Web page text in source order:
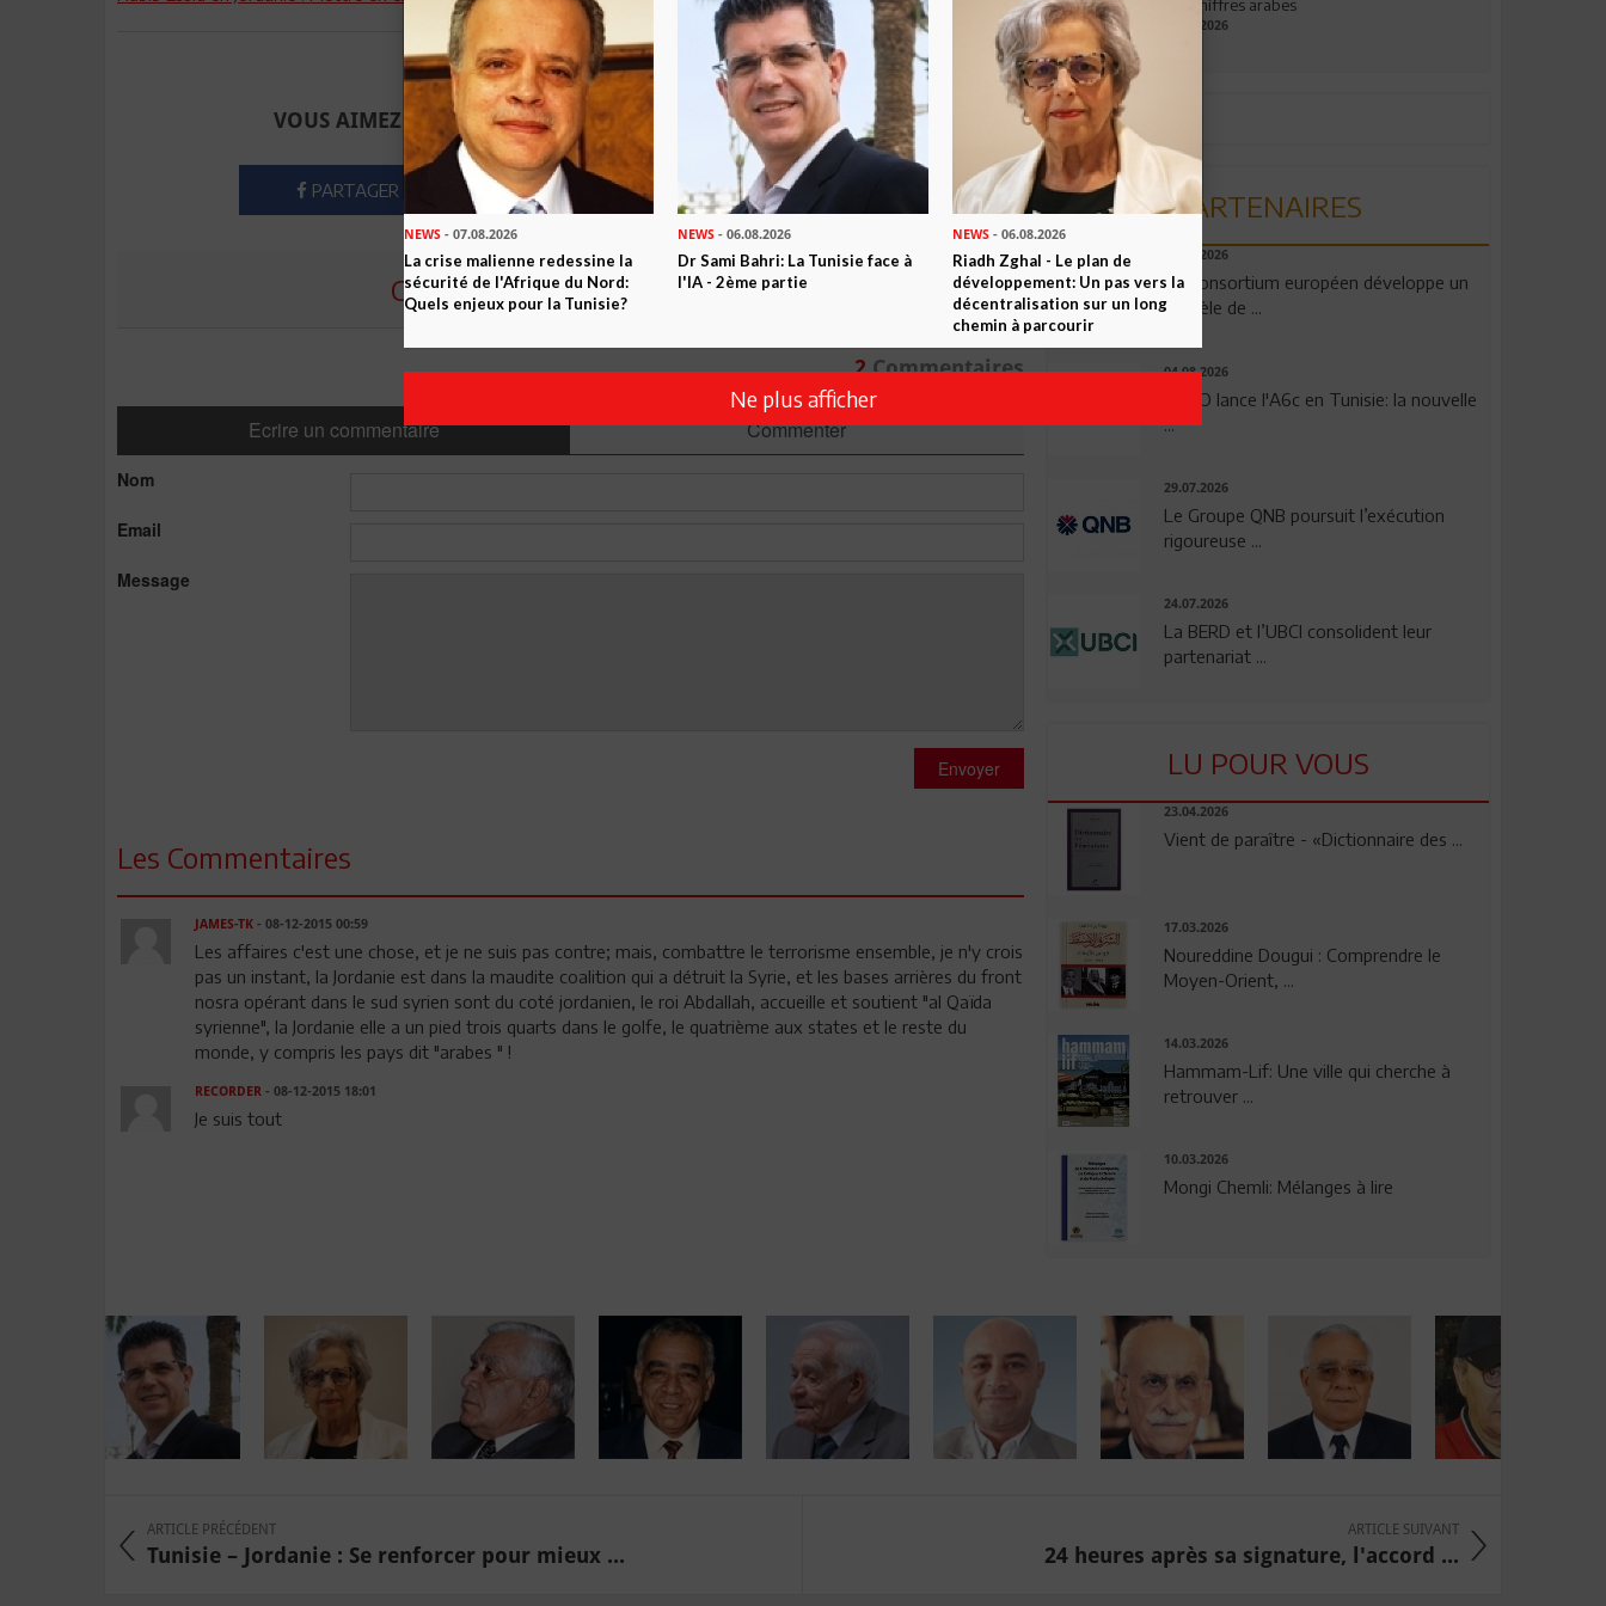
Envoyer à un ami Imprimer
VOUS AIMEZ CET ARTICLE ? PARTAGEZ-LE AVEC VOS AMIS !
PARTAGER TWEETER ABONNEZ-VOUS
COMMENTER CET ARTICLE
2Commentaires
Ecrire un commentaire Commenter
Nom
Email
Message
Envoyer
Les Commentaires
JAMES-TK- 08-12-2015 00:59
Les affaires c'est une chose, et je ne suis pas contre; mais, combattre le terrorisme ensemble, je n'y crois
pas un instant, la Jordanie est dans la maudite coalition qui a détruit la Syrie, et les bases arrières du front
nosra opérant dans le sud syrien sont du coté jordanien, le roi Abdallah, accueille et soutient "al Qaïda
syrienne", la Jordanie elle a un pied trois quarts dans le golfe, le quatrième aux states et le reste du
monde, y compris les pays dit "arabes " !
RECORDER - 08-12-2015 18:01
Je suis tout
aux chiffres arabes
09.07.2026
PARTENAIRES
06.08.2026
Un consortium européen développe un
modèle de ...
04.08.2026
OPPO lance l'A6c en Tunisie: la nouvelle
...
29.07.2026
Le Groupe QNB poursuit l’exécution
rigoureuse ...
24.07.2026
La BERD et l’UBCI consolident leur
partenariat ...
LU POUR VOUS
23.04.2026
Vient de paraître - «Dictionnaire des ...
17.03.2026
Noureddine Dougui : Comprendre le
Moyen-Orient, ...
14.03.2026
Hammam-Lif: Une ville qui cherche à
retrouver ...
10.03.2026
Mongi Chemli: Mélanges à lire
ARTICLE PRÉCÉDENT
Tunisie – Jordanie : Se renforcer pour mieux ...
ARTICLE SUIVANT
24 heures après sa signature, l'accord ...
NEWS - 07.08.2026
La crise malienne redessine la
sécurité de l'Afrique du Nord:
Quels enjeux pour la Tunisie?
NEWS - 06.08.2026
Dr Sami Bahri: La Tunisie face à
l'IA - 2ème partie
NEWS- 06.08.2026
Riadh Zghal - Le plan de
développement: Un pas vers la
décentralisation sur un long
chemin à parcourir
Ne plus afficher